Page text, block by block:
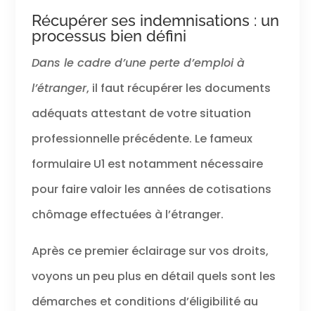
Récupérer ses indemnisations : un
processus bien défini
Dans le cadre d’une perte d’emploi à
l’étranger, il faut récupérer les documents
adéquats attestant de votre situation
professionnelle précédente. Le fameux
formulaire U1 est notamment nécessaire
pour faire valoir les années de cotisations
chômage effectuées à l’étranger.
Après ce premier éclairage sur vos droits,
voyons un peu plus en détail quels sont les
démarches et conditions d’éligibilité au